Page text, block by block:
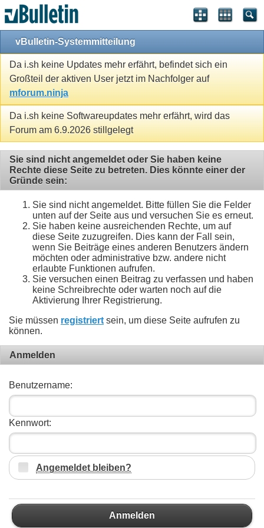
vBulletin-Systemmitteilung
Da i.sh keine Updates mehr erfährt, befindet sich ein
Großteil der aktiven User jetzt im Nachfolger auf
mforum.ninja
Da i.sh keine Softwareupdates mehr erfährt, wird das
Forum am 6.9.2026 stillgelegt
Sie sind nicht angemeldet oder Sie haben keine
Rechte diese Seite zu betreten. Dies könnte einer der
Gründe sein:
Sie sind nicht angemeldet. Bitte füllen Sie die Felder
unten auf der Seite aus und versuchen Sie es erneut.
Sie haben keine ausreichenden Rechte, um auf
diese Seite zuzugreifen. Dies kann der Fall sein,
wenn Sie Beiträge eines anderen Benutzers ändern
möchten oder administrative bzw. andere nicht
erlaubte Funktionen aufrufen.
Sie versuchen einen Beitrag zu verfassen und haben
keine Schreibrechte oder warten noch auf die
Aktivierung Ihrer Registrierung.
Sie müssen registriert sein, um diese Seite aufrufen zu
können.
Anmelden
Benutzername:
Kennwort:
Angemeldet bleiben?
Anmelden